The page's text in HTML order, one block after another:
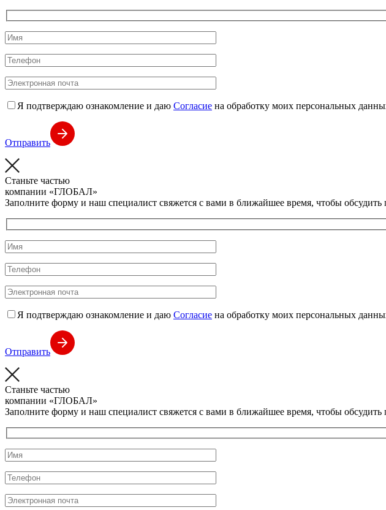
Я подтверждаю ознакомление и даю Согласие на обработку моих персональных
Отправить
Станьте частью
компании «ГЛОБАЛ»
Заполните форму и наш специалист свяжется с вами в ближайшее время, чтобы обсудить
Я подтверждаю ознакомление и даю Согласие на обработку моих персональных
Отправить
Станьте частью
компании «ГЛОБАЛ»
Заполните форму и наш специалист свяжется с вами в ближайшее время, чтобы обсудить